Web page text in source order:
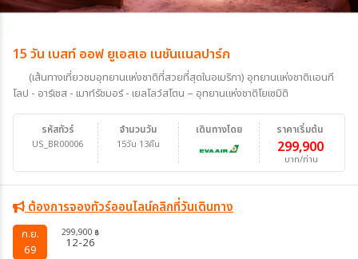
15 วัน เบสท์ ออฟ ยูเอสเอ เนชันแนลปาร์ก
(เส้นทางเที่ยวชมอุทยานแห่งชาติที่สวยที่สุดในอเมริกา) อุทยานแห่งชาติแอนที
โลป - อาร์เชส - เมาท์รัชมอร์ - เยลโลว์สโตน – อุทยานแห่งชาติโยเซมิติ
รหัสทัวร์
US_BR00006
จำนวนวัน
15วัน 13คืน
ราคาเริ่มต้น
299,900
บาท/ท่าน
เดินทางโดย
ต้องการจองทัวร์ออนไลน์คลิกที่วันเดินทาง
ก.ย.
69
299,900 ฿
12-26